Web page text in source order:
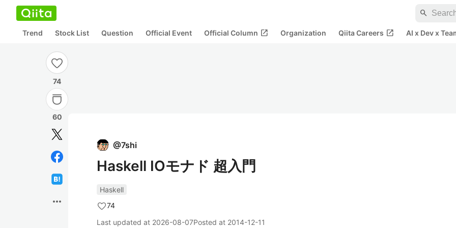
search
Trend Stock List Question Official Event Official Column open_in_new Organization Qiita Careers open_in_new AI x Dev x
74
60
more_horiz
@7shi
Haskell IOモナド 超入門
Haskell
74
Last updated at 2026-08-07Posted at 2014-12-11